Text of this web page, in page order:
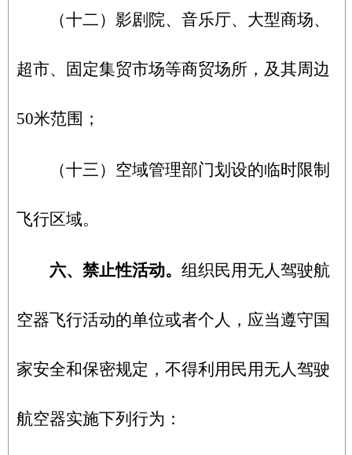
（十二）影剧院、音乐厅、大型商场、
超市、固定集贸市场等商贸场所，及其周边
50米范围；
（十三）空域管理部门划设的临时限制
飞行区域。
六、禁止性活动。 组织民用无人驾驶航
空器飞行活动的单位或者个人，应当遵守国
家安全和保密规定，不得利用民用无人驾驶
航空器实施下列行为：